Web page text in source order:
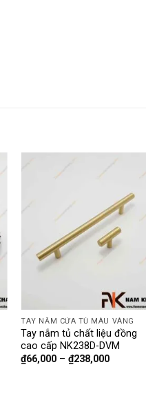
TAY NẮM CỬA TỦ MÀU VÀNG
Tay nắm tủ chất liệu đồng
cao cấp NK238D-DVM
₫66,000 –₫238,000